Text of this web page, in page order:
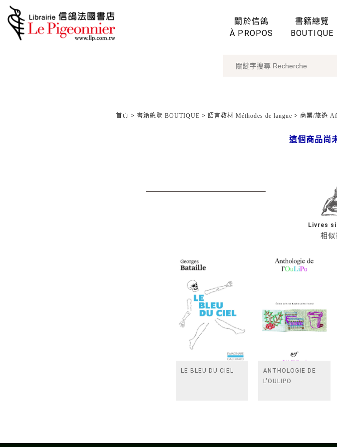
關於信鴿
À PROPOS
書籍總覽
BOUTIQUE
首頁 > 書籍總覽 BOUTIQUE > 語言教材 Méthodes de langue > 商業/旅遊
這個商品尚
相似
Livres
LE BLEU DU CIEL
ANTHOLOGIE DE
L'OULIPO